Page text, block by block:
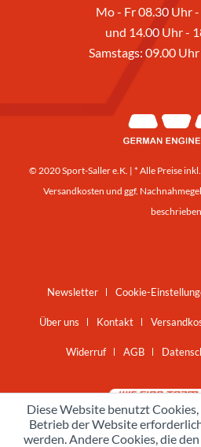
Mo - Fr 08.30 Uhr
und 14.00 Uhr -
Samstags: 09.00
© 2020 Sport-Saller e.K. | * Alle Preise
Versandkosten und ggf.
beschrieben
Newsletter Cookie-
Über uns Kontakt
Widerruf AGB
Diese Website benutzt
Betrieb der Website
werden. Andere Cookies, die